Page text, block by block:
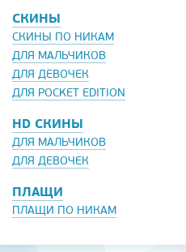
СКИНЫ
СКИНЫ ПО НИКАМ
ДЛЯ МАЛЬЧИКОВ
ДЛЯ ДЕВОЧЕК
ДЛЯ POCKET EDITION
HD СКИНЫ
ДЛЯ МАЛЬЧИКОВ
ДЛЯ ДЕВОЧЕК
ПЛАЩИ
ПЛАЩИ ПО НИКАМ